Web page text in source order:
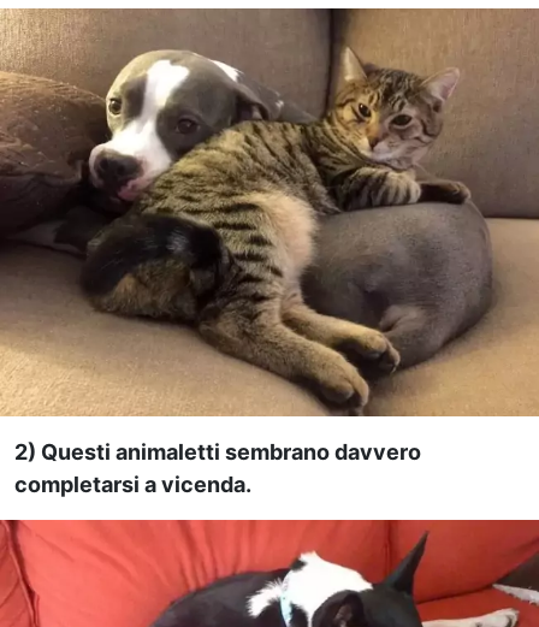
2) Questi animaletti sembrano davvero
completarsi a vicenda.